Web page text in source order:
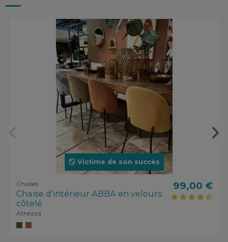
Victime de son succès
Chaises
Chaise d'intérieur ABBA en velours
côtelé
Athezza
99,00 €